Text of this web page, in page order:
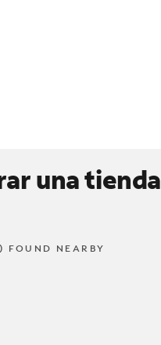
una tienda
FOUND NEARBY